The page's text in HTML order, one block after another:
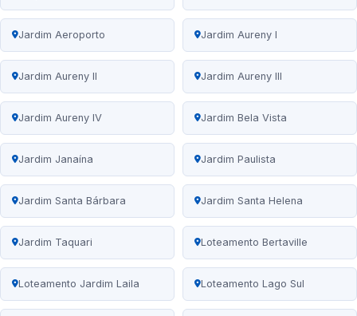
Jardim Aeroporto Jardim Aureny I
Jardim Aureny II Jardim Aureny III
Jardim Aureny IV Jardim Bela Vista
Jardim Janaína Jardim Paulista
Jardim Santa Bárbara Jardim Santa Helena
Jardim Taquari Loteamento Bertaville
Loteamento Jardim Laila Loteamento Lago Sul